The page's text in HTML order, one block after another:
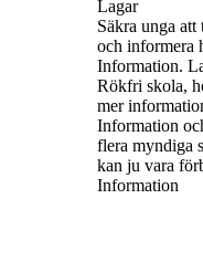
Lagar
Säkra unga
och informera
Information.
Rökfri skola,
mer
Information
flera myndiga
kan ju vara
Information